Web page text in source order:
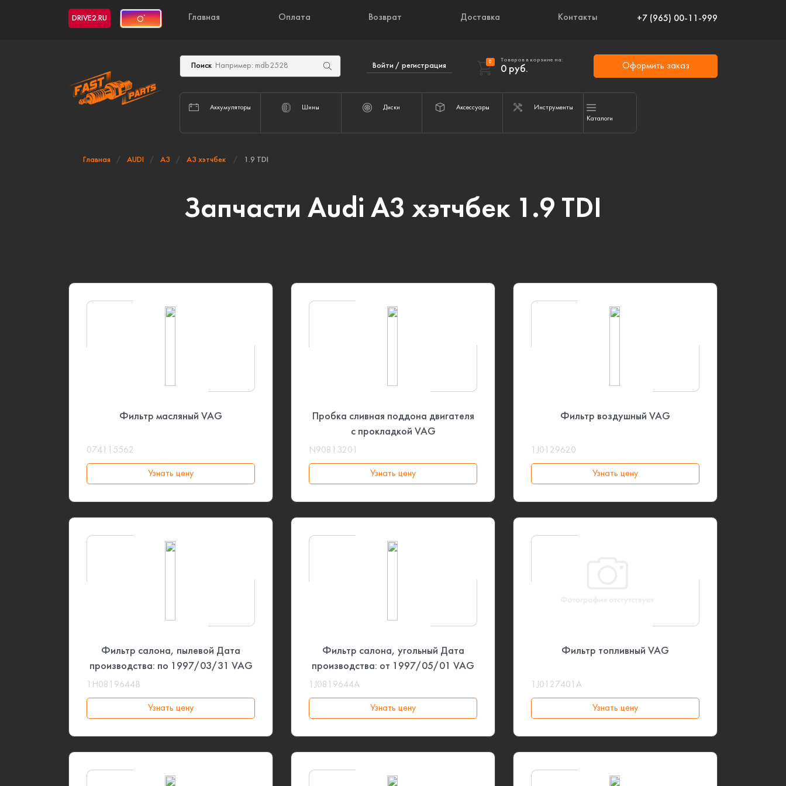
DRIVE2.RU Главная Оплата Возврат Доставка Контакты +7 (965) 00-11-999
Поиск Войти / регистрация 0 Товаров в корзине на:
0 руб. Оформить заказ
Аккумуляторы Шины Диски Аксессуары
Инструменты
Каталоги
Главная AUDI A3 A3 хэтчбек 1.9 TDI
Запчасти Audi A3 хэтчбек 1.9 TDI
Фильтр масляный VAG
074115562
Узнать цену
Пробка сливная поддона двигателя
с прокладкой VAG
N90813201
Узнать цену
Фильтр воздушный VAG
1J0129620
Узнать цену
Фильтр салона, пылевой Дата
производства: по 1997/03/31 VAG
1H0819644B
Узнать цену
Фильтр салона, угольный Дата
производства: от 1997/05/01 VAG
1J0819644A
Узнать цену
Фильтр топливный VAG
1J0127401A
Узнать цену